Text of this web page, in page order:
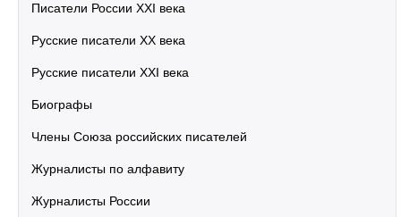
Писатели России XXI века
Русские писатели XX века
Русские писатели XXI века
Биографы
Члены Союза российских писателей
Журналисты по алфавиту
Журналисты России